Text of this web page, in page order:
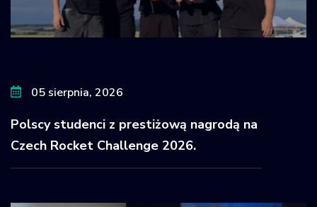
05 sierpnia, 2026
Polscy studenci z prestiżową nagrodą na
Czech Rocket Challenge 2026.